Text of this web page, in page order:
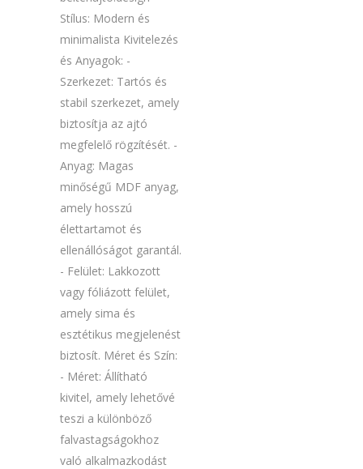
Stílus: Modern és
minimalista Kivitelezés
és Anyagok: -
Szerkezet: Tartós és
stabil szerkezet, amely
biztosítja az ajtó
megfelelő rögzítését. -
Anyag: Magas
minőségű MDF anyag,
amely hosszú
élettartamot és
ellenállóságot garantál.
- Felület: Lakkozott
vagy fóliázott felület,
amely sima és
esztétikus megjelenést
biztosít. Méret és Szín:
- Méret: Állítható
kivitel, amely lehetővé
teszi a különböző
falvastagságokhoz
való alkalmazkodást